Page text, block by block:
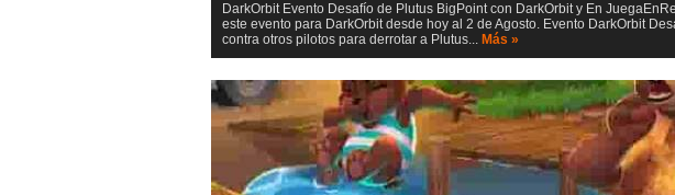
DarkOrbit Evento Desafío de Plutus BigPoint con DarkOrbit y En
este evento para DarkOrbit desde hoy al 2 de Agosto. Evento DarkOrbit
contra otros pilotos para derrotar a Plutus... Más »